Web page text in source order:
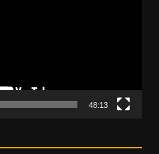
48:13